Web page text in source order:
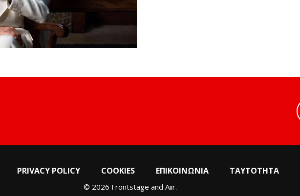
PRIVACY POLICY COOKIES ΕΠΙΚΟΙΝΩΝΙΑ ΤΑΥΤΟΤΗΤΑ
© 2026 Frontstage and Aiir.